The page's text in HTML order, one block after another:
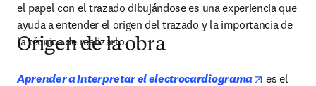
el papel con el trazado dibujándose es una experiencia que
ayuda a entender el origen del trazado y la importancia de
la técnica de realizarlo.
Origen de la obra
Aprender a Interpretar el electrocardiograma opens in
es el